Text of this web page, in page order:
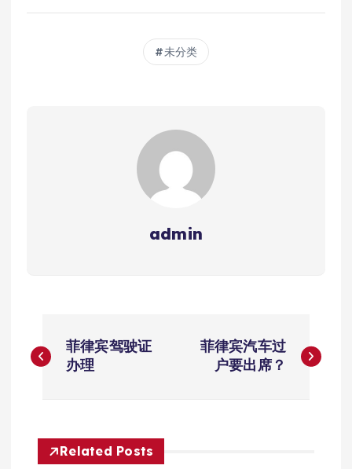
未分类
admin
章
航
菲律宾驾驶证
办理
菲律宾汽车过
户要出席？
Related Posts